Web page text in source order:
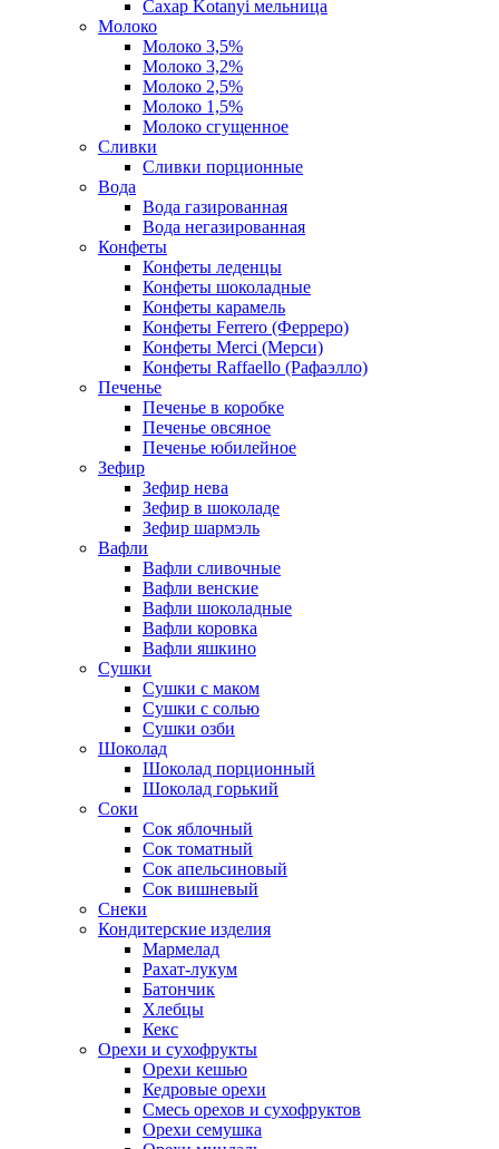
Сахар Kotanyi мельница
Молоко
Молоко 3,5%
Молоко 3,2%
Молоко 2,5%
Молоко 1,5%
Молоко сгущенное
Сливки
Сливки порционные
Вода
Вода газированная
Вода негазированная
Конфеты
Конфеты леденцы
Конфеты шоколадные
Конфеты карамель
Конфеты Ferrero (Ферреро)
Конфеты Merci (Мерси)
Конфеты Raffaello (Рафаэлло)
Печенье
Печенье в коробке
Печенье овсяное
Печенье юбилейное
Зефир
Зефир нева
Зефир в шоколаде
Зефир шармэль
Вафли
Вафли сливочные
Вафли венские
Вафли шоколадные
Вафли коровка
Вафли яшкино
Сушки
Сушки с маком
Сушки с солью
Сушки озби
Шоколад
Шоколад порционный
Шоколад горький
Соки
Сок яблочный
Сок томатный
Сок апельсиновый
Сок вишневый
Снеки
Кондитерские изделия
Мармелад
Рахат-лукум
Батончик
Хлебцы
Кекс
Орехи и сухофрукты
Орехи кешью
Кедровые орехи
Смесь орехов и сухофруктов
Орехи семушка